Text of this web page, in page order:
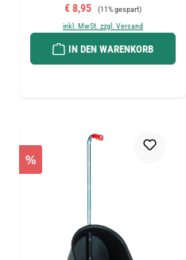
Verkaufspreis:
€ 8,95 Regulärer Preis:
(11% gespart)
inkl. MwSt. zzgl. Versand
IN DEN WARENKORB
%